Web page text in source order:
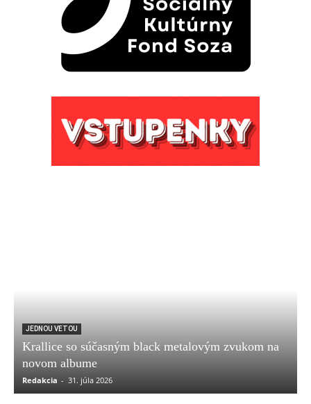
JEDNOU VETOU
Krallice so súčasným black metalovým zvukom na
novom albume
Redakcia - 31. júla 2026